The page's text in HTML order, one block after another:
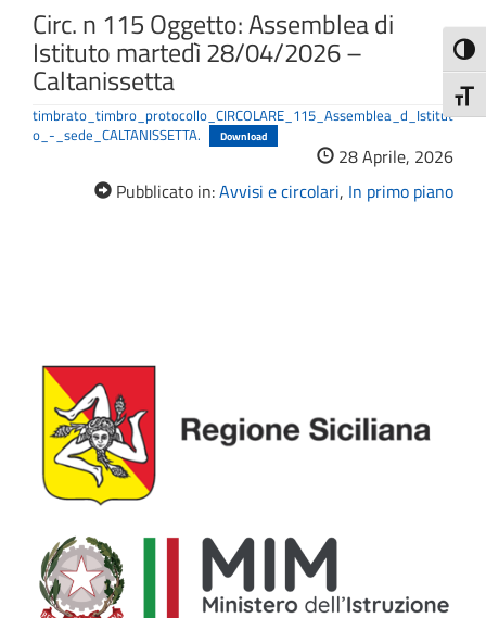
Circ. n 115 Oggetto: Assemblea di
Istituto martedì 28/04/2026 –
Caltanissetta
timbrato_timbro_protocollo_CIRCOLARE_115_Assemblea_d_Istitut
o_-_sede_CALTANISSETTA.
Download
28 Aprile, 2026
Pubblicato in:Avvisi e circolari, In primo piano